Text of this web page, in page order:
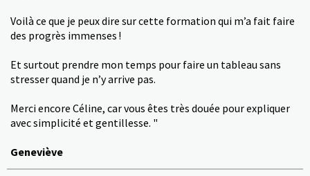
Voilà ce que je peux dire sur cette formation qui m’a fait faire
des progrès immenses !
Et surtout prendre mon temps pour faire un tableau sans
stresser quand je n’y arrive pas.
Merci encore Céline, car vous êtes très douée pour expliquer
avec simplicité et gentillesse. "
Geneviève